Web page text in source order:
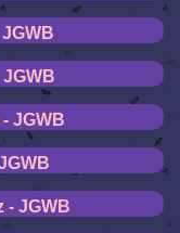
JGWB
- JGWB